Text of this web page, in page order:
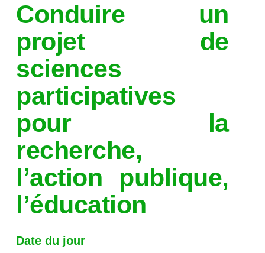
Conduire un
projet de
sciences
participatives
pour la
recherche,
l’action publique,
l’éducation
Date du jour